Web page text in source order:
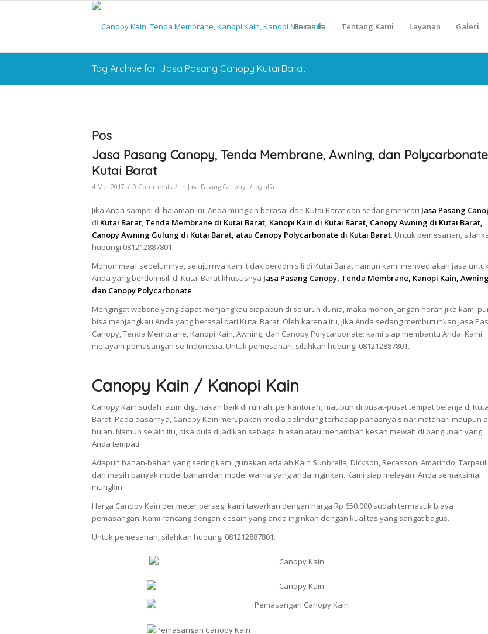
Beranda Tentang Kami Layanan Galeri
Tag Archive for: Jasa Pasang Canopy Kutai Barat
Pos
Jasa Pasang Canopy, Tenda Membrane, Awning, dan
Kutai Barat
4 Mei 2017 / 0 Comments / in Jasa Pasang Canopy / by alfa
Jika Anda sampai di halaman ini, Anda mungkin berasal dari Kutai Barat dan sedang mencari Jasa Pasang
di Kutai Barat, Tenda Membrane di Kutai Barat, Kanopi Kain di Kutai Barat, Canopy Awning di Kutai Barat,
Canopy Awning Gulung di Kutai Barat, atau Canopy Polycarbonate di Kutai Barat. Untuk pemesanan,
hubungi 081212887801.
Mohon maaf sebelumnya, sejujurnya kami tidak berdomisili di Kutai Barat namun kami menyediakan jasa
Anda yang berdomisili di Kutai Barat khususnya Jasa Pasang Canopy, Tenda Membrane, Kanopi Kain,
dan Canopy Polycarbonate.
Mengingat website yang dapat menjangkau siapapun di seluruh dunia, maka mohon jangan heran jika kami
bisa menjangkau Anda yang berasal dari Kutai Barat. Oleh karena itu, jika Anda sedang membutuhkan Jasa
Canopy, Tenda Membrane, Kanopi Kain, Awning, dan Canopy Polycarbonate; kami siap membantu Anda. Kami
melayani pemasangan se-Indonesia. Untuk pemesanan, silahkan hubungi 081212887801.
Canopy Kain / Kanopi Kain
Canopy Kain sudah lazim digunakan baik di rumah, perkantoran, maupun di pusat-pusat tempat belanja di
Barat. Pada dasarnya, Canopy Kain merupakan media pelindung terhadap panasnya sinar matahari maupun
hujan. Namun selain itu, bisa pula dijadikan sebagai hiasan atau menambah kesan mewah di bangunan yang
Anda tempati.
Adapun bahan-bahan yang sering kami gunakan adalah Kain Sunbrella, Dickson, Recasson, Amarindo,
dan masih banyak model bahan dan model warna yang anda inginkan. Kami siap melayani Anda semaksimal
mungkin.
Harga Canopy Kain per meter persegi kami tawarkan dengan harga Rp 650.000 sudah termasuk biaya
pemasangan. Kami rancang dengan desain yang anda inginkan dengan kualitas yang sangat bagus.
Untuk pemesanan, silahkan hubungi 081212887801.